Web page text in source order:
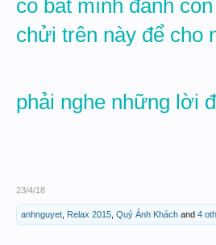
cổ bắt mình đánh
chửi trên này để cho
phải nghe những lời
23/4/18
anhnguyet Relax 2015 Quỷ Ảnh Khách and 4